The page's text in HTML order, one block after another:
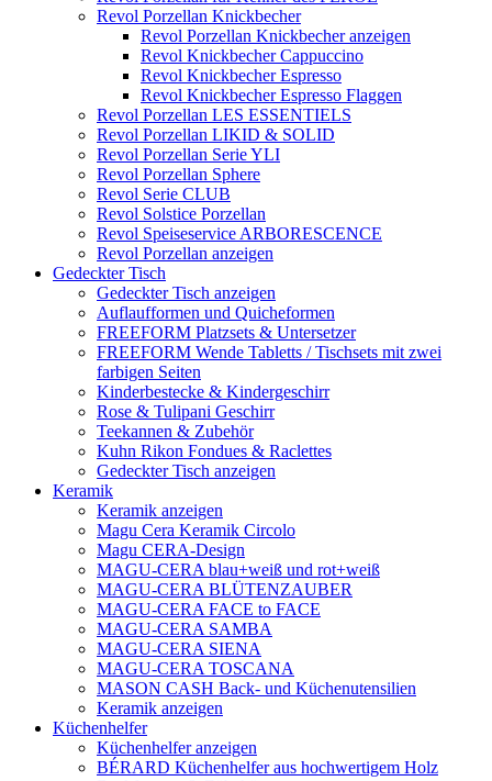
Revol Porzellan Knickbecher
Revol Porzellan Knickbecher anzeigen
Revol Knickbecher Cappuccino
Revol Knickbecher Espresso
Revol Knickbecher Espresso Flaggen
Revol Porzellan LES ESSENTIELS
Revol Porzellan LIKID & SOLID
Revol Porzellan Serie YLI
Revol Porzellan Sphere
Revol Serie CLUB
Revol Solstice Porzellan
Revol Speiseservice ARBORESCENCE
Revol Porzellan anzeigen
Gedeckter Tisch
Gedeckter Tisch anzeigen
Auflaufformen und Quicheformen
FREEFORM Platzsets & Untersetzer
FREEFORM Wende Tabletts / Tischsets mit zwei
farbigen Seiten
Kinderbestecke & Kindergeschirr
Rose & Tulipani Geschirr
Teekannen & Zubehör
Kuhn Rikon Fondues & Raclettes
Gedeckter Tisch anzeigen
Keramik
Keramik anzeigen
Magu Cera Keramik Circolo
Magu CERA-Design
MAGU-CERA blau+weiß und rot+weiß
MAGU-CERA BLÜTENZAUBER
MAGU-CERA FACE to FACE
MAGU-CERA SAMBA
MAGU-CERA SIENA
MAGU-CERA TOSCANA
MASON CASH Back- und Küchenutensilien
Keramik anzeigen
Küchenhelfer
Küchenhelfer anzeigen
BÉRARD Küchenhelfer aus hochwertigem Holz